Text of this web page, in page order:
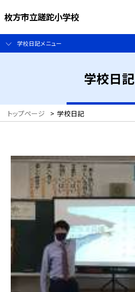
枚方市立蹉跎小学校
学校日記メニュー
学校日記
トップページ > 学校日記